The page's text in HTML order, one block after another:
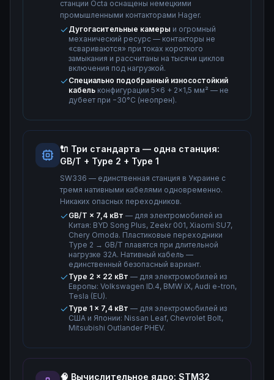
станции Octa оснащены немецкими
промышленными контакторами Hager.
Дугогасительные камеры и огромный
механический ресурс — контакторы не
«свариваются» при токах короткого
замыкания и рассчитаны на тысячи циклов
включения под нагрузкой.
Специально подобранный износостойкий
кабель конфигурации 5×6 + 2×1,5 мм² — не
дубеет при −30°C (неопрен).
🔌 Три стандарта — одна станция:
GB/T + Type 2 + Type 1
SW336 — единственная станция в Украине с
тремя нативными кабелями одновременно.
Никаких опасных переходников.
GB/T × 7,4 кВт — для электромобилей из
Китая: BYD Song Plus, Zeekr 001, Xiaomi SU7,
Chery Omoda. Пластиковые переходники
Type 2 → GB/T плавятся при длительной
нагрузке 32А. Нативный кабель —
единственный безопасный вариант.
Type 2 × 22 кВт — для электромобилей из
Европы: Volkswagen ID.4, BMW iX, Audi e-tron,
Tesla (EU).
Type 1 × 7,4 кВт — для электромобилей из
США и Японии: Nissan Leaf, Chevrolet Bolt,
Mitsubishi Outlander PHEV.
🧠 Вычислительное ядро: STM32